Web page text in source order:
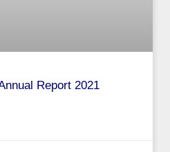
Report 2021